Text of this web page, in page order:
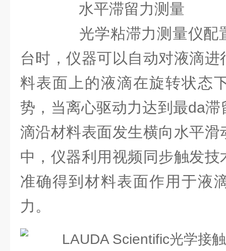
水平滞留力测量
光学粘滞力测量仪配
台时，仪器可以自动对液滴
料表面上的液滴在旋转状态
势，当离心驱动力达到最da
滴沿材料表面发生横向水平
中，仪器利用视频同步触发
准确得到材料表面作用于液
力。